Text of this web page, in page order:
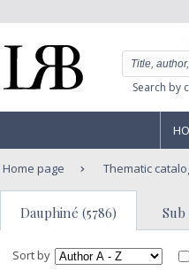
Search by
Home page Thematic
Dauphiné (5786) Sub
Sort by